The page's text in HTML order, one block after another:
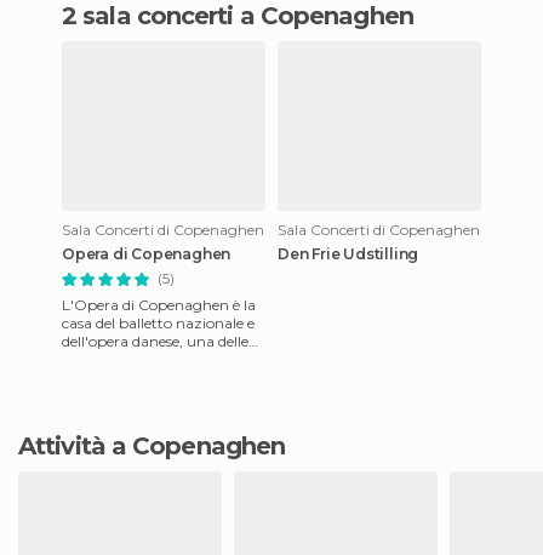
2 sala concerti a Copenaghen
Sala Concerti di Copenaghen
Opera di Copenaghen
(5)
L'Opera di Copenaghen è la
casa del balletto nazionale e
dell'opera danese, una delle
Sala Concerti di Copenaghen
Den Frie Udstilling
Attività a Copenaghen